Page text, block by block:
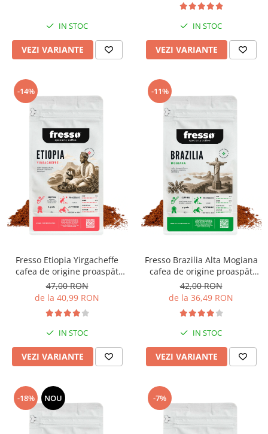
IN STOC
VEZI VARIANTE
IN STOC
VEZI VARIANTE
-14%
Fresso Etiopia Yirgacheffe
cafea de origine proaspăt
prăjită și măcinată
47,00 RON
de la 40,99 RON
IN STOC
VEZI VARIANTE
-11%
Fresso Brazilia Alta Mogiana
cafea de origine proaspăt
prăjită și măcinată
42,00 RON
de la 36,49 RON
IN STOC
VEZI VARIANTE
-18% NOU -7%